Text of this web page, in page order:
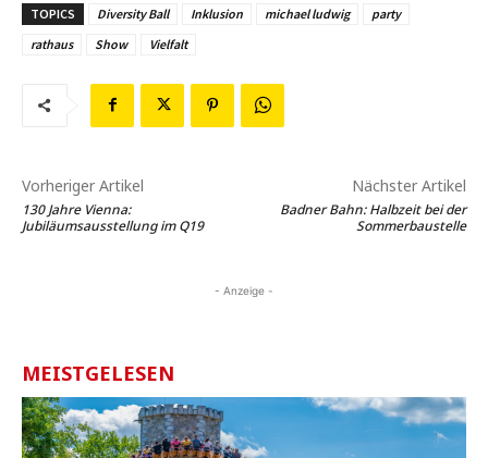
TOPICS Diversity Ball Inklusion michael ludwig
party
rathaus
Show Vielfalt
Vorheriger Artikel
130 Jahre Vienna:
Jubiläumsausstellung im Q19
Nächster Artikel
Badner Bahn: Halbzeit bei der
Sommerbaustelle
- Anzeige -
MEISTGELESEN